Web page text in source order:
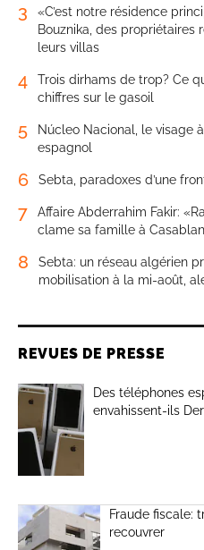
3
«C’est notre résidence
Bouznika, des
leurs villas
4
Trois dirhams de trop? Ce
chiffres sur le gasoil
5
Núcleo Nacional, le visage
espagnol
6 Sebta, paradoxes d’une
7
Affaire Abderrahim Fakir:
clame sa famille à
8
Sebta: un réseau algérien
mobilisation à la mi-août,
REVUES DE PRESSE
Des téléphones
envahissent-ils
Fraude fiscale:
recouvrer